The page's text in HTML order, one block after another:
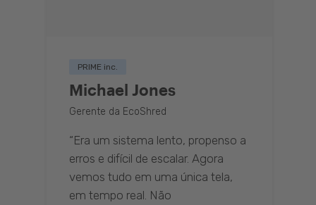
PRIME inc.
Michael Jones
Gerente da EcoShred
“Era um sistema lento, propenso a
erros e difícil de escalar. Agora
vemos tudo em uma única tela,
em tempo real. Não